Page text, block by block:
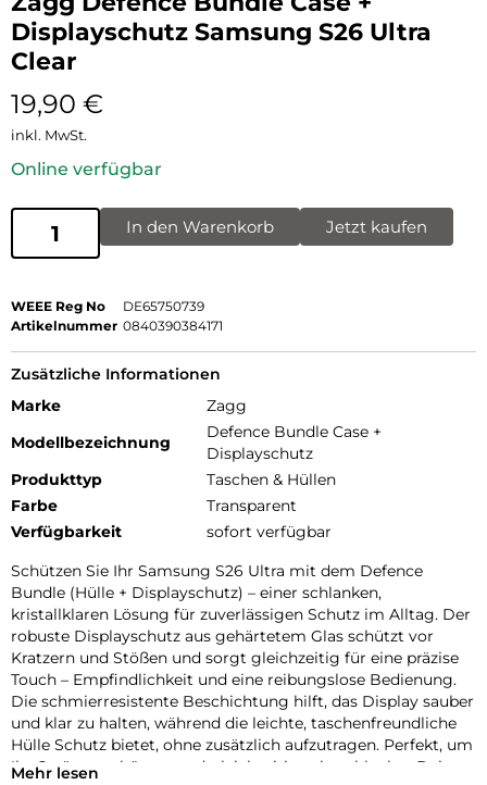
Displayschutz Samsung S26 Ultra
Clear
19,90 €
inkl. MwSt.
Online verfügbar
In den Warenkorb Jetzt kaufen
WEEE Reg No
DE65750739
Artikelnummer 0840390384171
Zusätzliche Informationen
Marke
Zagg
Modellbezeichnung
Defence Bundle Case +
Displayschutz
Produkttyp
Taschen & Hüllen
Farbe
Transparent
Verfügbarkeit
sofort verfügbar
Schützen Sie Ihr Samsung S26 Ultra mit dem Defence
Bundle (Hülle + Displayschutz) – einer schlanken,
kristallklaren Lösung für zuverlässigen Schutz im Alltag. Der
robuste Displayschutz aus gehärtetem Glas schützt vor
Kratzern und Stößen und sorgt gleichzeitig für eine präzise
Touch – Empfindlichkeit und eine reibungslose Bedienung.
Die schmierresistente Beschichtung hilft, das Display sauber
und klar zu halten, während die leichte, taschenfreundliche
Hülle Schutz bietet, ohne zusätzlich aufzutragen. Perfekt, um
Ihr Gerät zu schützen und gleichzeitig sein schlankes Deign
Mehr lesen